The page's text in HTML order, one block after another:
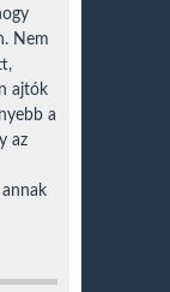
Nem
ajtók
a
az